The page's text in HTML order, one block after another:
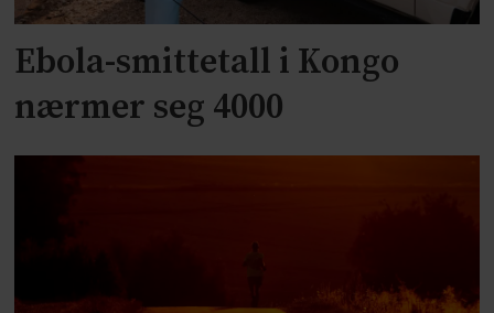
Ebola-smittetall i Kongo
nærmer seg 4000